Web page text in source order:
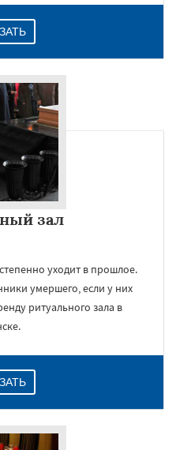
зал
уходит в прошлое.
умершего, если у них
ритуального зала в